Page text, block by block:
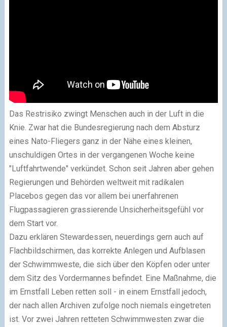
Das Restrisiko zwingt Menschen auch in der Luft in die
Knie. Zwar hat die Bundesregierung nach dem Absturz
eines Nato-Fliegers ganz in der Nähe eines kleinen,
unschuldigen Ortes in der vergangenen Woche keine
"Luftfahrtwende" verkündet. Schon seit Jahren aber gehen
Regierungen und Behörden weltweit mit radikalen
Placebos gegen das vor allem bei unerfahrenen
Flugpassagieren grassierende Unsicherheitsgefühl vor
dem Start vor.
Dazu erklären Stewardessen, neuerdings gern auch auf
Flachbildschirmen, das korrekte Anlegen und Aufblasen
der Schwimmweste, die sich über den Köpfen oder unter
dem Sitz des Vordermannes befindet. Eine Maßnahme, die
im Ernstfall Leben retten soll - in einem Ernstfall jedoch,
der nach allen Archiven zufolge noch niemals eingetreten
ist. Vor zwei Jahren retteten Schwimmwesten zwar die